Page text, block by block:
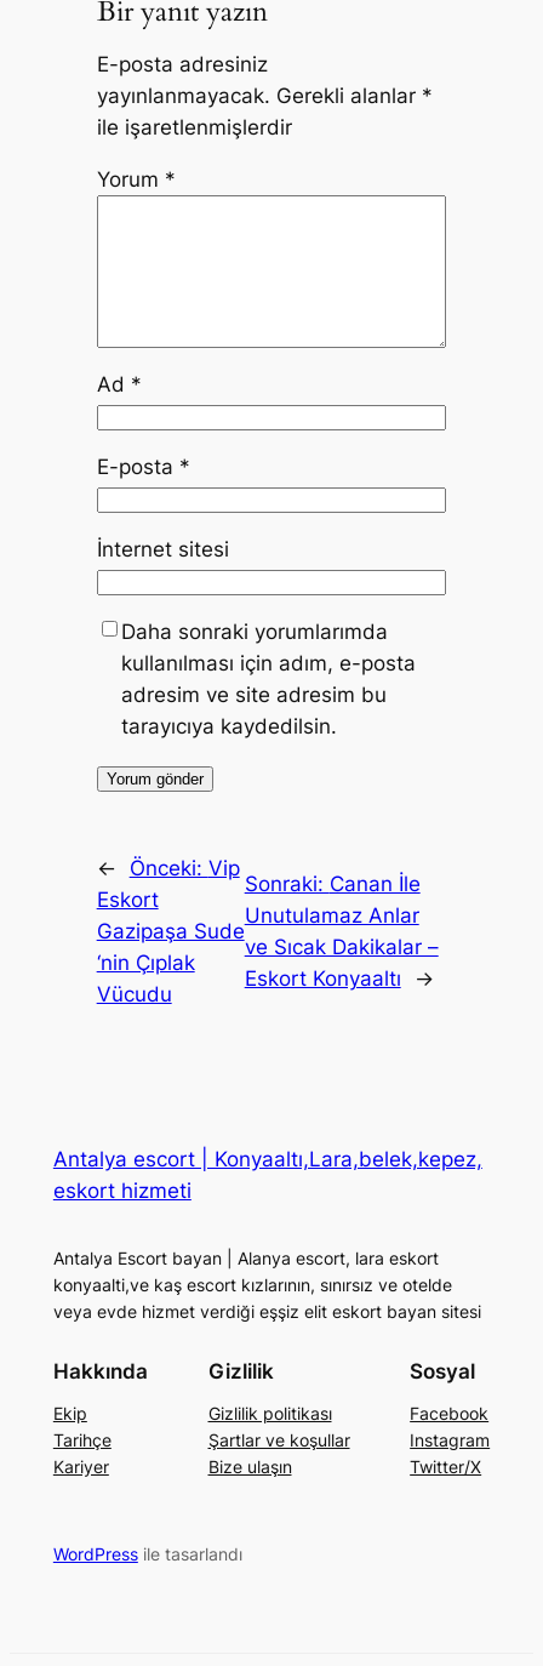
Bir yanıt yazın
E-posta adresiniz
yayınlanmayacak. Gerekli alanlar *
ile işaretlenmişlerdir
Yorum *
Ad *
E-posta *
İnternet sitesi
Daha sonraki yorumlarımda
kullanılması için adım, e-posta
adresim ve site adresim bu
tarayıcıya kaydedilsin.
← Önceki: Vip
Eskort
Gazipaşa Sude
‘nin Çıplak
Vücudu
Sonraki: Canan İle
Unutulamaz Anlar
ve Sıcak Dakikalar –
Eskort Konyaaltı
→
Antalya escort | Konyaaltı,Lara,belek,kepez,
eskort hizmeti
Antalya Escort bayan | Alanya escort, lara eskort
konyaalti,ve kaş escort kızlarının, sınırsız ve otelde
veya evde hizmet verdiği eşşiz elit eskort bayan sitesi
Hakkında
Ekip
Tarihçe
Kariyer
Gizlilik
Gizlilik politikası
Şartlar ve koşullar
Bize ulaşın
Sosyal
Facebook
Instagram
Twitter/X
WordPressile tasarlandı